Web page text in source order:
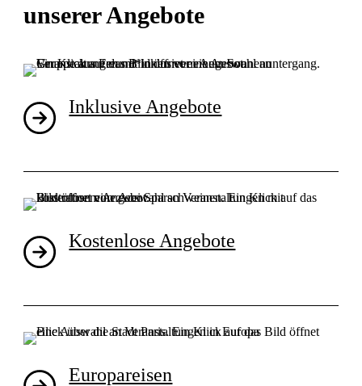
unserer Angebote
Inklusive Angebote
Kostenlose Angebote
Europareisen